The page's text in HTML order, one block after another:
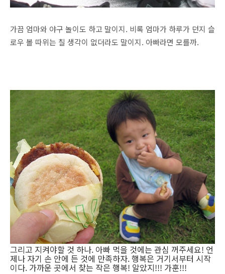
가끔 엄마와 야구 놀이도 하고 말이지. 비록 엄마가 하루가 던지 슬
로우 볼 따위는 칠 생각이 없더라도 말이지. 아빠라면 모를까.
그리고 지켜야할 것 하나. 아빠 먹을 것에는 관심 꺼주세요! 언
제나 자기 손 안에 든 것에 만족하자. 행복은 거기서부터 시작
이다. 가까운 곳에서 찾는 작은 행복! 알았지!!! 가훈!!!